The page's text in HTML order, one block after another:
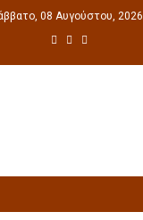
08 Αυγούστου, 2026